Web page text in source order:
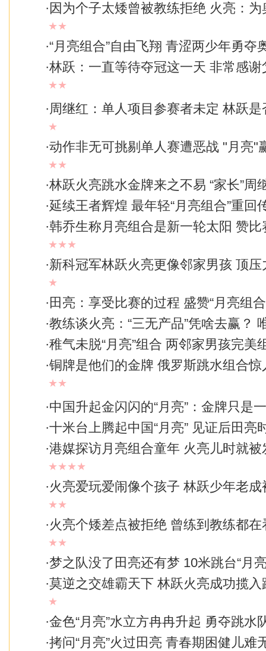
· 因为个子太矮曾被教练拒绝 火亮：
★★
·“月亮组合”自由飞翔 青涩两少年勇夺
·林跃：一直等待夺冠这一天 非常感谢
★★
·周继红：单人项目参赛者未定 林跃
★
·动作非无可挑剔单人赛遭恶战 "月亮"
★★
·林跃火亮跳水金牌来之不易 “家长”周
·延续王者辉煌 最年轻“月亮组合”重回
·韩乔生称月亮组合是新一轮太阳 赞比
★★★
·新科冠军林跃火亮更像邻家男孩 顶
★
· 田亮：享受比赛的过程 盛赞“月亮组
·教练谈火亮：“三无产品”凭啥去赢？
·稚气未脱“月亮”组合 两邻家男孩完美
·铜牌是他们的金牌 俄罗斯跳水组合惊
★★
·中国升起金闪闪的“月亮”：金牌只是
·十米台上腾起中国“月亮” 见证后田亮
·港媒探访月亮组合童年 火亮儿时就被
★★★★
·火亮爱玩爱闹像个孩子 林跃少年老
★★
·火亮个矮差点被拒绝 曾练到教练都
★★
·梦之队没了田亮还有梦 10米跳台“月
·莫逆之交雄霸天下 林跃火亮成功揽入
★
·金色“月亮”水立方冉冉升起 勇夺跳水
·拷问“月亮”火过田亮 青春期困健儿难